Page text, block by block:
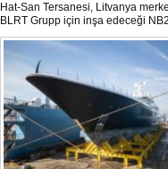
Hat-San Tersanesi, Litvanya
BLRT Grupp için inşa edeceği
inşa numaralı yüzer havuzun
yerleştirme törenini Yalova’daki
tersanesinde gerçekleştirdi.